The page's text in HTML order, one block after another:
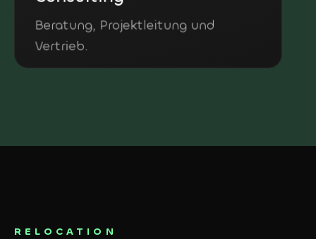
Beratung, Projektleitung und
Vertrieb.
RELOCATION